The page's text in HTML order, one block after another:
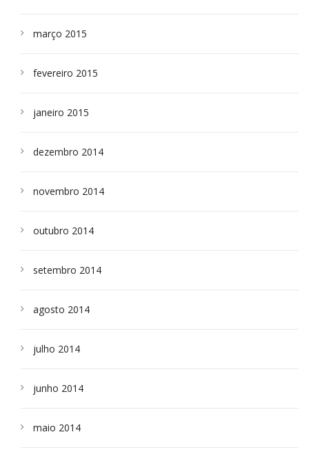
março 2015
fevereiro 2015
janeiro 2015
dezembro 2014
novembro 2014
outubro 2014
setembro 2014
agosto 2014
julho 2014
junho 2014
maio 2014